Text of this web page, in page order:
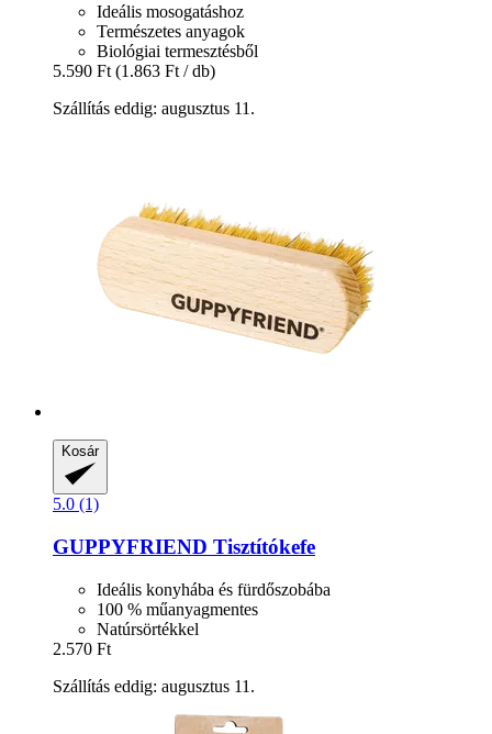
Ideális mosogatáshoz
Természetes anyagok
Biológiai termesztésből
5.590 Ft (1.863 Ft / db)
Szállítás eddig: augusztus 11.
Kosár
5.0 (1)
GUPPYFRIEND Tisztítókefe
Ideális konyhába és fürdőszobába
100 % műanyagmentes
Natúrsörtékkel
2.570 Ft
Szállítás eddig: augusztus 11.